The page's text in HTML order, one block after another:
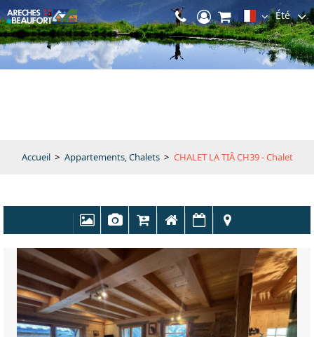
Été
Accueil > Appartements, Chalets > CHALET LA TIÂ CH39 - Chalet